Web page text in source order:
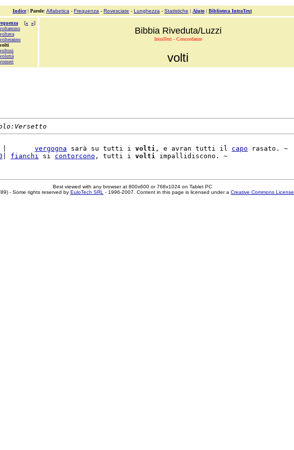
Indice| Parole: Alfabetica - Frequenza - Rovesciate - Lunghezza - Statistiche | Aiuto | Biblioteca IntraText
[« »]
voltammo
voltava
volteranno
voltosi
voluttà
vomeri
Bibbia Riveduta/Luzzi
IntraText - Concordanze
volti
vergogna sarà su tutti i volti , e avran tutti il capo rasato. ~
fianchi si contorcono , tutti i volti
Best viewed with any browser at 800x600 or 768x1024 on Tablet PC
- Some rights reserved by EuloTech SRL - 1996-2007. Content in this page is licensed under a Creative Commons License